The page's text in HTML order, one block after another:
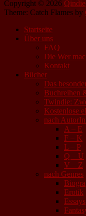
Copyright © 2026 Qindie
Theme: Catch Flames by
Startseite
Über uns
FAQ
Die Wer
Kontakt
Bücher
Das
Buchreihen
Twindie:
Kostenlose
nach
A – E
F – K
L – P
Q – U
V – Z
nach Genres
Erotik
Essays